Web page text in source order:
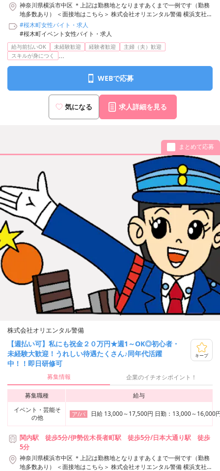
神奈川県横浜市中区 ＊上記は勤務地となりますあくまで一例です（勤務
地多数あり） ＜面接地はこちら＞ 株式会社オリエンタル警備 横浜支社
神奈川県横浜市神奈川区鶴屋町3-29-9 タクエー横浜西口第6ビル3F アク
セス：「横浜駅」西口から徒歩3分 株式会社オリエンタル警備 横浜支社/
山手駅周辺エリア
#桜木町女性バイト・求人
#桜木町イベント女性バイト・求人
給与前払いOK 未経験歓迎 経験者歓迎
主婦（夫）歓迎
スキルが身につく
...
WEBで応募
気になる 求人詳細を見る
まとめて応募
株式会社オリエンタル警備
【週払い可】私にも祝金２０万円★週1～OK◎初心者・
未経験大歓迎！うれしい待遇たくさん♪同年代活躍
中！！即日研修可
キープ
募集情報 企業のイチオシポイント！
募集職種
給与
イベント・芸能そ
の他
ア/パ 日給 13,000～17,500円 日勤：13,000～
関内駅 徒歩5分/伊勢佐木長者町駅 徒歩5分/日本大通り駅 徒歩
5分
神奈川県横浜市中区 ＊上記は勤務地となりますあくまで一例です（勤務
地多数あり） ＜面接地はこちら＞ 株式会社オリエンタル警備 横浜支社